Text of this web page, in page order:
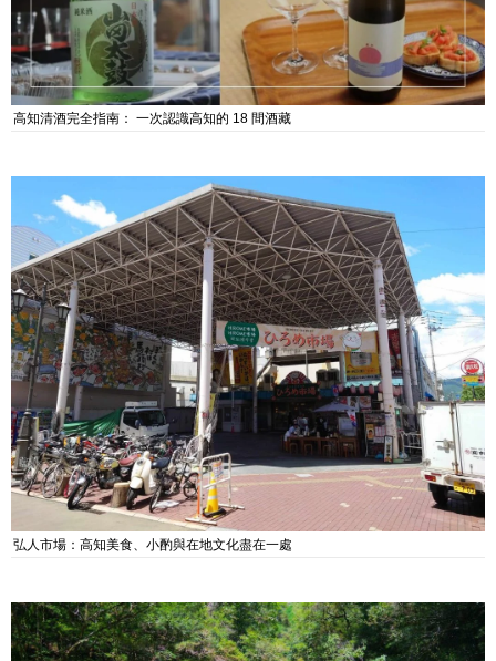
高知清酒完全指南： 一次認識高知的 18 間酒藏
弘人市場：高知美食、小酌與在地文化盡在一處